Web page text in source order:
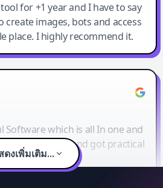
for +1 year and I have to say
create images, bots and access
place. I highly recommend it.
Software which is all In one and
their workshop and got practical
ดงเพิ่มเติม...